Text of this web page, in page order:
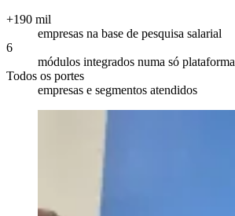
+190 mil
empresas na base de pesquisa salarial
6
módulos integrados numa só plataforma
Todos os portes
empresas e segmentos atendidos